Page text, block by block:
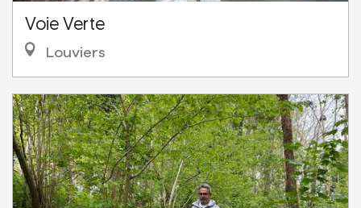
Voie Verte
Louviers